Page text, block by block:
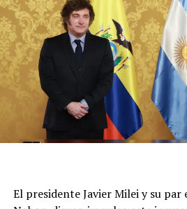
Unos 15 móviles del Sistema de
Emergencias trabajan en la zona
más damnificados. Por el
operativo y se mantiene cortado
sobre la calle San José.
El presidente Javier Milei y su par